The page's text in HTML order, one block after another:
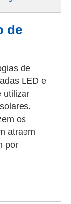
de
de
LED e
utilizar
os
atraem
por